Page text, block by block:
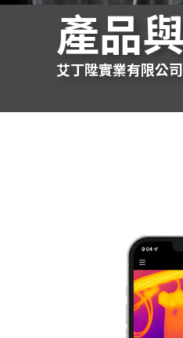
產品
艾丁陞實業有限公